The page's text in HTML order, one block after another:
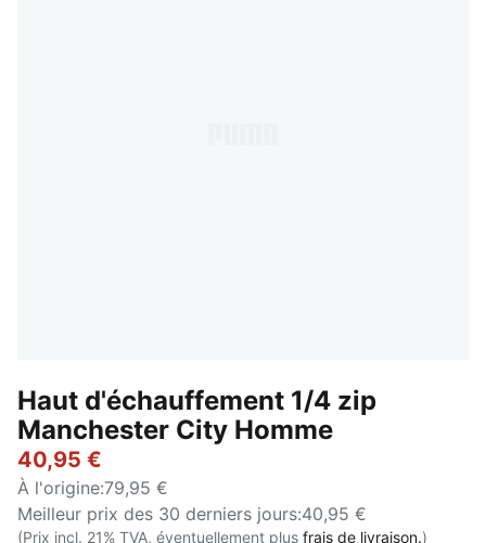
Haut d'échauffement 1/4 zip
Manchester City Homme
40,95 €
À l'origine:79,95 €
Meilleur prix des 30 derniers jours:40,95 €
(Prix incl. 21% TVA, éventuellement plus frais de livraison.)